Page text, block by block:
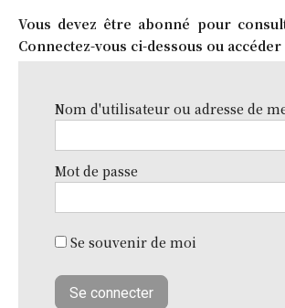
Vous devez être abonné pour
Connectez-vous ci-dessous ou accéder
Nom d'utilisateur ou adresse de
Mot de passe
Se souvenir de moi